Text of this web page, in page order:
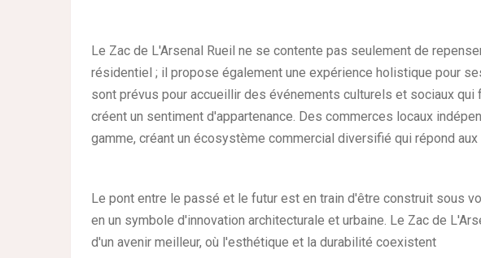
Le Zac de L'Arsenal Rueil ne se contente pas seulement de
résidentiel ; il propose également une expérience holistique pour
sont prévus pour accueillir des événements culturels et sociaux
créent un sentiment d'appartenance. Des commerces locaux
gamme, créant un écosystème commercial diversifié qui répond
Le pont entre le passé et le futur est en train d'être construit sous
en un symbole d'innovation architecturale et urbaine. Le Zac de
d'un avenir meilleur, où l'esthétique et la durabilité coexistent